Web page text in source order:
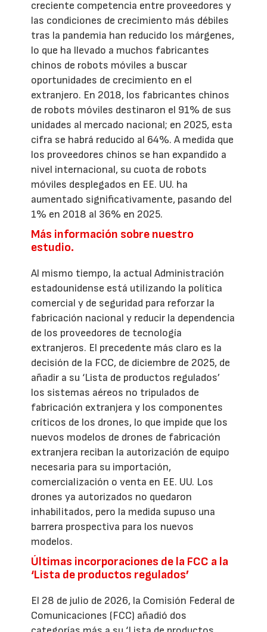
creciente competencia entre proveedores y
las condiciones de crecimiento más débiles
tras la pandemia han reducido los márgenes,
lo que ha llevado a muchos fabricantes
chinos de robots móviles a buscar
oportunidades de crecimiento en el
extranjero. En 2018, los fabricantes chinos
de robots móviles destinaron el 91% de sus
unidades al mercado nacional; en 2025, esta
cifra se habrá reducido al 64%. A medida que
los proveedores chinos se han expandido a
nivel internacional, su cuota de robots
móviles desplegados en EE. UU. ha
aumentado significativamente, pasando del
1% en 2018 al 36% en 2025.
Más información sobre nuestro
estudio.
Al mismo tiempo, la actual Administración
estadounidense está utilizando la política
comercial y de seguridad para reforzar la
fabricación nacional y reducir la dependencia
de los proveedores de tecnología
extranjeros. El precedente más claro es la
decisión de la FCC, de diciembre de 2025, de
añadir a su ‘Lista de productos regulados’
los sistemas aéreos no tripulados de
fabricación extranjera y los componentes
críticos de los drones, lo que impide que los
nuevos modelos de drones de fabricación
extranjera reciban la autorización de equipo
necesaria para su importación,
comercialización o venta en EE. UU. Los
drones ya autorizados no quedaron
inhabilitados, pero la medida supuso una
barrera prospectiva para los nuevos
modelos.
Últimas incorporaciones de la FCC a la
‘Lista de productos regulados’
El 28 de julio de 2026, la Comisión Federal de
Comunicaciones (FCC) añadió dos